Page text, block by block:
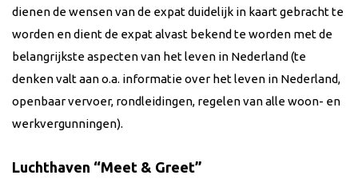
dienen de wensen van de expat duidelijk in kaart gebracht te
worden en dient de expat alvast bekend te worden met de
belangrijkste aspecten van het leven in Nederland (te
denken valt aan o.a. informatie over het leven in Nederland,
openbaar vervoer, rondleidingen, regelen van alle woon- en
werkvergunningen).
Luchthaven “Meet & Greet”